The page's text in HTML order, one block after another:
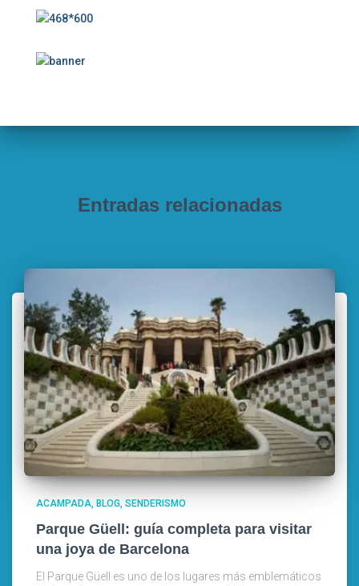
Entradas relacionadas
ACAMPADA BLOG SENDERISMO
Parque Güell: guía completa para visitar
una joya de Barcelona
El Parque Güell es uno de los lugares más emblemáticos